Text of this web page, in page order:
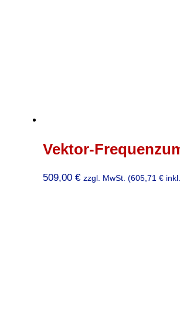
Vektor-
509,00 € zzgl. MwSt. (605,71 €